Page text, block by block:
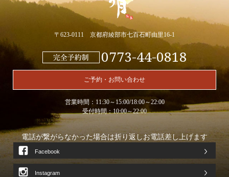
〒623-0111 京都府綾部市七百石町由里16-1
0773-44-0818
ご予約・お問い合わせ
営業時間：11:30～15:00/18:00～22:00
受付時間：10:00～22:00
電話が繋がらなかった場合は折り返しお電話差し上げます
Facebook
Instagram